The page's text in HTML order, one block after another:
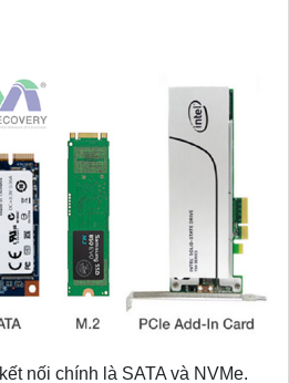
nối chính là SATA và NVMe.